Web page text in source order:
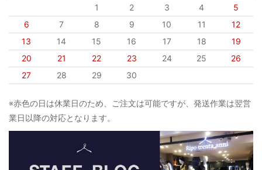
1
2 3 4
5
6
7 8 9 10 11
12
13
14 15 16 17 18
19
20
21 22 23 24 25
26
27
28 29 30
※赤色の日は休業日のため、ご注文は可能ですが、発送作業は翌営
業日以降の対応となります。